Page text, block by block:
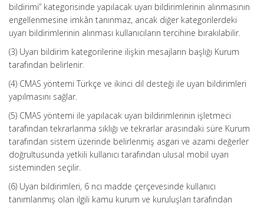
bildirimi” kategorisinde yapılacak uyarı bildirimlerinin alınmasının
engellenmesine imkân tanınmaz, ancak diğer kategorilerdeki
uyarı bildirimlerinin alınması kullanıcıların tercihine bırakılabilir.
(3) Uyarı bildirim kategorilerine ilişkin mesajların başlığı Kurum
tarafından belirlenir.
(4) CMAS yöntemi Türkçe ve ikinci dil desteği ile uyarı bildirimleri
yapılmasını sağlar.
(5) CMAS yöntemi ile yapılacak uyarı bildirimlerinin işletmeci
tarafından tekrarlanma sıklığı ve tekrarlar arasındaki süre Kurum
tarafından sistem üzerinde belirlenmiş asgari ve azami değerler
doğrultusunda yetkili kullanıcı tarafından ulusal mobil uyarı
sisteminden seçilir.
(6) Uyarı bildirimleri, 6 ncı madde çerçevesinde kullanıcı
tanımlanmış olan ilgili kamu kurum ve kuruluşları tarafından